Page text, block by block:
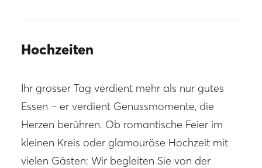
Hochzeiten
Ihr grosser Tag verdient mehr als nur gutes
Essen – er verdient Genussmomente, die
Herzen berühren. Ob romantische Feier im
kleinen Kreis oder glamouröse Hochzeit mit
vielen Gästen: Wir begleiten Sie von der